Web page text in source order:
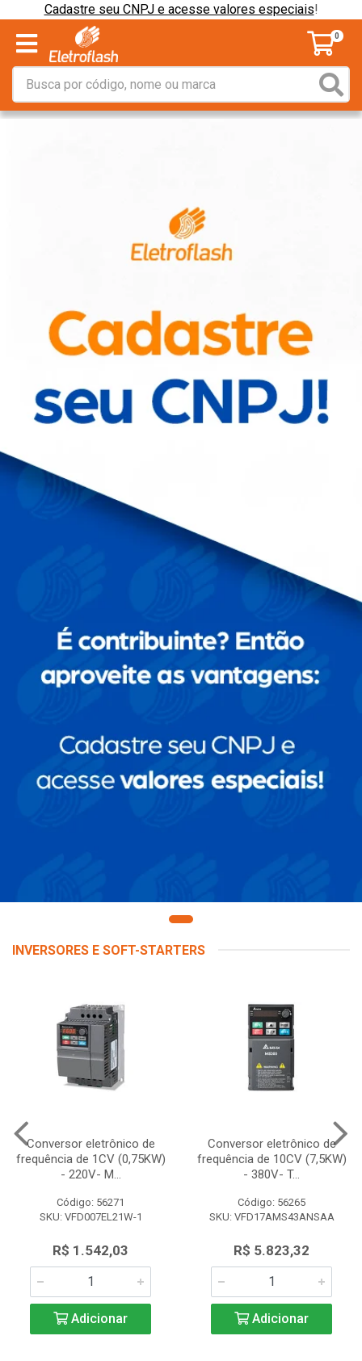
Cadastre seu CNPJ e acesse valores especiais!
0
INVERSORES E SOFT-STARTERS
Conversor eletrônico de
frequência de 1CV (0,75KW)
- 220V- M...
Código: 56271
SKU: VFD007EL21W-1
R$ 1.542,03
Adicionar
Conversor eletrônico de
frequência de 10CV (7,5KW)
- 380V- T...
Código: 56265
SKU: VFD17AMS43ANSAA
R$ 5.823,32
Adicionar